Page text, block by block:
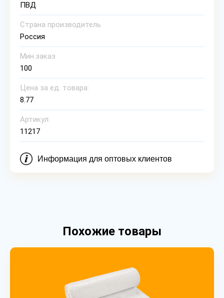
ПВД
Страна производитель
Россия
Мин.заказ
100
Цена за ед. товара:
8.77
Артикул:
11217
Информация для оптовых клиентов
Похожие товары